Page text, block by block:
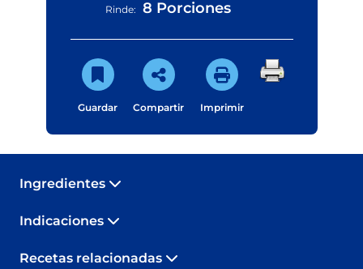
Rinde: 8 Porciones
Guardar Compartir Imprimir
Ingredientes
Indicaciones
Recetas relacionadas